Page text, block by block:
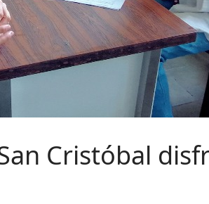
Cristóbal